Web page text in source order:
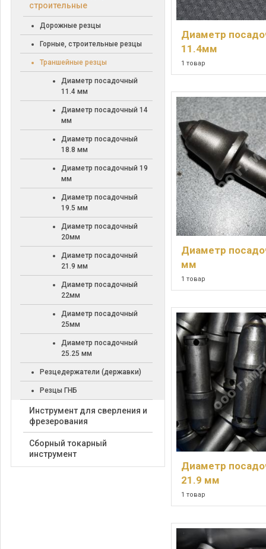
строительные
Дорожные резцы
Горные, строительные резцы
Траншейные резцы
Диаметр посадочный
11.4 мм
Диаметр посадочный 14
мм
Диаметр посадочный
18.8 мм
Диаметр посадочный 19
мм
Диаметр посадочный
19.5 мм
Диаметр посадочный
20мм
Диаметр посадочный
21.9 мм
Диаметр посадочный
22мм
Диаметр посадочный
25мм
Диаметр посадочный
25.25 мм
Резцедержатели (державки)
Резцы ГНБ
Инструмент для сверления и
фрезерования
Сборный токарный
инструмент
Диаметр
11.4мм
1 товар
Диаметр
мм
1 товар
Диаметр
21.9 мм
1 товар